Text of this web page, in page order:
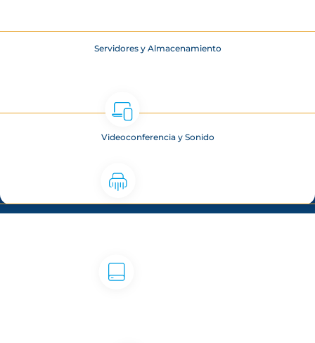
Servidores y Almacenamiento
Videoconferencia y Sonido